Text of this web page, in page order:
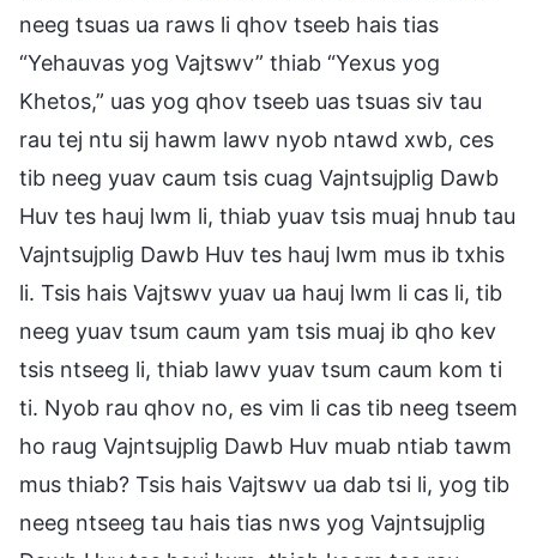
neeg tsuas ua raws li qhov tseeb hais tias
“Yehauvas yog Vajtswv” thiab “Yexus yog
Khetos,” uas yog qhov tseeb uas tsuas siv tau
rau tej ntu sij hawm lawv nyob ntawd xwb, ces
tib neeg yuav caum tsis cuag Vajntsujplig Dawb
Huv tes hauj lwm li, thiab yuav tsis muaj hnub tau
Vajntsujplig Dawb Huv tes hauj lwm mus ib txhis
li. Tsis hais Vajtswv yuav ua hauj lwm li cas li, tib
neeg yuav tsum caum yam tsis muaj ib qho kev
tsis ntseeg li, thiab lawv yuav tsum caum kom ti
ti. Nyob rau qhov no, es vim li cas tib neeg tseem
ho raug Vajntsujplig Dawb Huv muab ntiab tawm
mus thiab? Tsis hais Vajtswv ua dab tsi li, yog tib
neeg ntseeg tau hais tias nws yog Vajntsujplig